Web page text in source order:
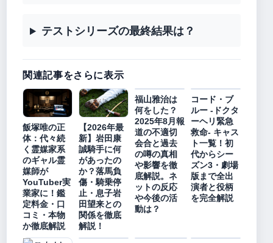
テストシリーズの最終結果は？
関連記事をさらに表示
飯塚唯の正
体：代々続
く霊媒家系
のギャル霊
媒師が
YouTuber実
業家に！鑑
定料金・口
コミ・本物
か徹底解説
【2026年最
新】岩田康
誠騎手に何
があったの
か？落馬負
傷・騎乗停
止・息子岩
田望来との
関係を徹底
解説！
福山雅治は
何をした？
2025年8月報
道の不適切
会合と過去
の噂の真相
や影響を徹
底解説。ネ
ットの反応
や今後の活
動は？
コード・ブ
ルー -ドクタ
ーヘリ緊急
救命- キャス
ト一覧！初
代からシー
ズン3・劇場
版まで全出
演者と役柄
を完全解説